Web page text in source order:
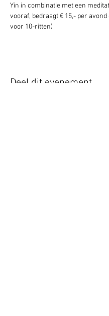
Yin in combinatie met een
vooraf, bedraagt € 15,- per avond
voor 10-ritten)
Deel dit evenement